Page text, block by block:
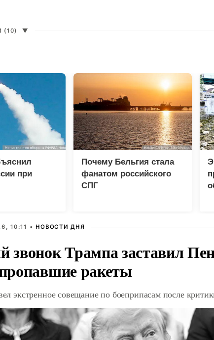
(10) ▼
при
Почему Бельгия стала
фанатом российского
СПГ
10:11 • НОВОСТИ ДНЯ
звонок Трампа заставил
ракеты
экстренное совещание по боеприпасам после